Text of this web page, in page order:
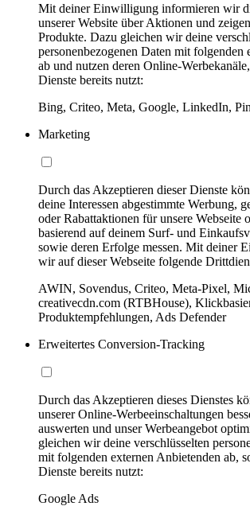
Mit deiner Einwilligung informieren wir
unserer Website über Aktionen und
Produkte. Dazu gleichen wir deine
personenbezogenen Daten mit folgenden
ab und nutzen deren Online-
Dienste bereits nutzt:
Bing, Criteo, Meta, Google, LinkedIn,
Marketing
Durch das Akzeptieren dieser Dienste
deine Interessen abgestimmte Werbung,
oder Rabattaktionen für unsere Webseite
basierend auf deinem Surf- und
sowie deren Erfolge messen. Mit deiner
wir auf dieser Webseite folgende
AWIN, Sovendus, Criteo, Meta-Pixel,
creativecdn.com (RTBHouse),
Produktempfehlungen, Ads Defender
Erweitertes Conversion-Tracking
Durch das Akzeptieren dieses Dienstes
unserer Online-Werbeeinschaltungen
auswerten und unser Werbeangebot
gleichen wir deine verschlüsselten
mit folgenden externen Anbietenden ab,
Dienste bereits nutzt:
Google Ads